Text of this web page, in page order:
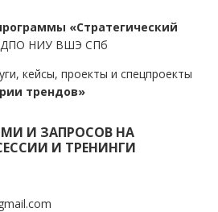
«Стратегический
НИУ ВШЭ СПб
кейсы, проекты и спецпроекты
трендов»
И ЗАПРОСОВ НА
И ТРЕНИНГИ